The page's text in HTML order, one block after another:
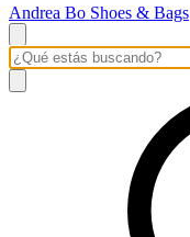
Andrea Bo Shoes & Bags